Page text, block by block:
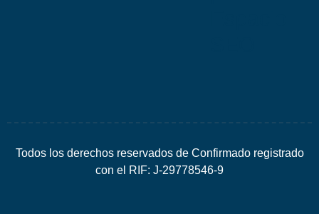
Todos los derechos reservados de Confirmado registrado
con el RIF: J-29778546-9